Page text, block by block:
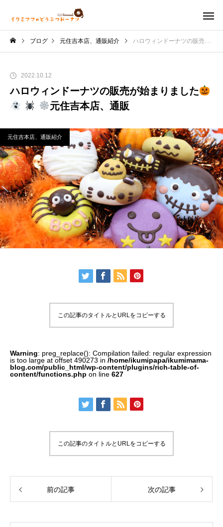
ブログ 元住吉本店、通販紹介 ハロウィンドーナツの販売が始まりました
2022.10.12
ハロウィンドーナツの販売が始まりました
元住吉本店、通販
元住吉本店、通販紹介
この記事のタイトルとURLをコピーする
Warning: preg_replace(): Compilation failed: regular expression
is too large at offset 490273 in /home/ikumipapa/ikumimama-
blog.com/public_html/wp-content/plugins/rich-table-of-
content/functions.php on line 627
この記事のタイトルとURLをコピーする
前の記事 次の記事